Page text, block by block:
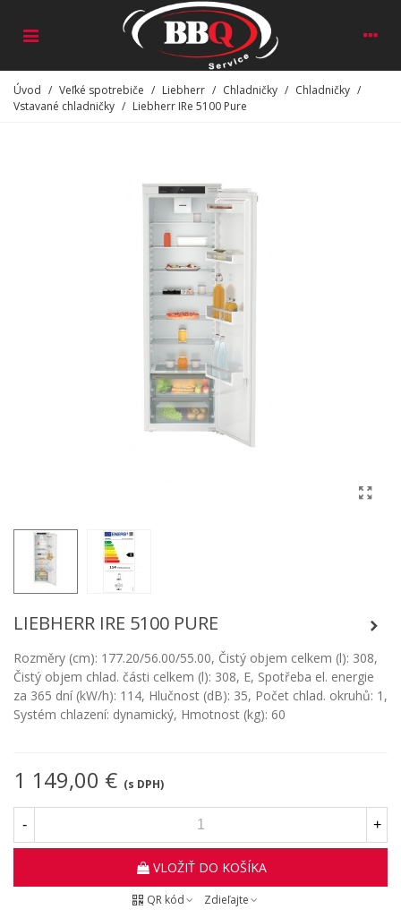
Úvod / Veľké spotrebiče / Liebherr / Chladničky / Chladničky /
Vstavané chladničky / Liebherr IRe 5100 Pure
LIEBHERR IRE 5100 PURE
Rozměry (cm): 177.20/56.00/55.00, Čistý objem celkem (l): 308,
Čistý objem chlad. části celkem (l): 308, E, Spotřeba el. energie
za 365 dní (kW/h): 114, Hlučnost (dB): 35, Počet chlad. okruhů: 1,
Systém chlazení: dynamický, Hmotnost (kg): 60
1 149,00 € (s DPH)
- +
VLOŽIŤ DO KOŠÍKA
QR kód Zdieľajte